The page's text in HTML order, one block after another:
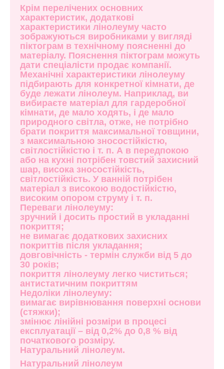
Крім перелічених основних
характеристик, додаткові
характеристики лінолеуму часто
зображуються виробниками у вигляді
піктограм в технічному поясненні до
матеріалу. Пояснення піктограм можуть
дати спеціалісти продає компанії.
Механічні характеристики лінолеуму
підбирають для конкретної кімнати, де
буде лежати лінолеум. Наприклад, ви
вибираєте матеріал для гардеробної
кімнати, де мало ходять, і де мало
природного світла, отже, не потрібно
брати покриття максимальної товщини,
з максимальною зносостійкістю,
світлостійкістю і т. п. А в передпокою
або на кухні потрібен товстий захисний
шар, висока зносостійкість,
світлостійкість. У ванній потрібен
матеріал з високою водостійкістю,
високим опором струму і т. п.
Переваги лінолеуму:
зручний і досить простий в укладанні
покриття;
не вимагає додаткових захисних
покриттів після укладання;
довговічність - термін служби від 5 до
30 років;
покриття лінолеуму легко чиститься;
антистатичним покриттям
Недоліки лінолеуму:
вимагає вирівнювання поверхні основи
(стяжки);
змінює лінійні розміри в процесі
експлуатації – від 0,2% до 0,8 % від
початкового розміру.
Натуральний лінолеум.
Натуральний лінолеум